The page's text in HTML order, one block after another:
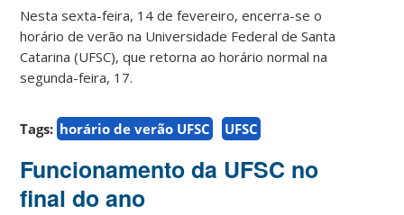
Nesta sexta-feira, 14 de fevereiro, encerra-se o
horário de verão na Universidade Federal de Santa
Catarina (UFSC), que retorna ao horário normal na
segunda-feira, 17.
Tags: horário de verão UFSC UFSC
Funcionamento da UFSC no
final do ano